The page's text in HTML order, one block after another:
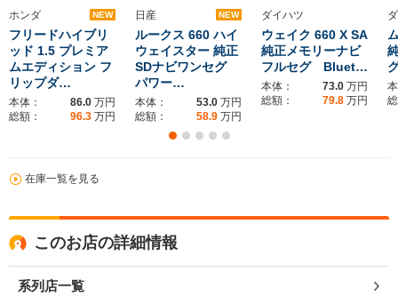
ホンダ NEW
フリードハイブリ
ッド 1.5 プレミア
ムエディション フ
リップダ…
本体： 86.0 万円
総額：
96.3 万円
日産 NEW
ルークス 660 ハイ
ウェイスター 純正
SDナビワンセグ
パワー…
本体： 53.0 万円
総額：
58.9 万円
ダイハツ
ウェイク 660 X SA
純正メモリーナビ
フルセグ Bluet…
本体： 73.0 万円
総額：
79.8 万円
在庫一覧を見る
このお店の詳細情報
系列店一覧